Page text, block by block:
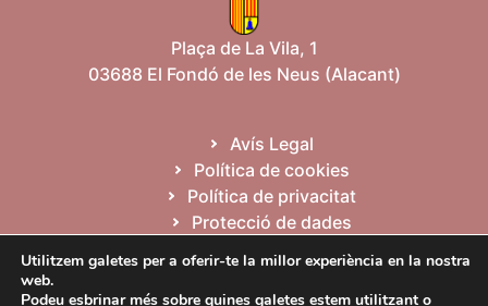
Plaça de La Vila, 1
03688 El Fondó de les Neus (Alacant)
Avís Legal
Política de cookies
Política de privacitat
Protecció de dades
Utilitzem galetes per a oferir-te la millor experiència en la nostra
web.
Podeu esbrinar més sobre quines galetes estem utilitzant o